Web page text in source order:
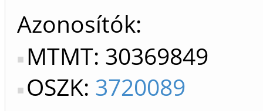
Azonosítók
MTMT: 30369849
OSZK: 3720089